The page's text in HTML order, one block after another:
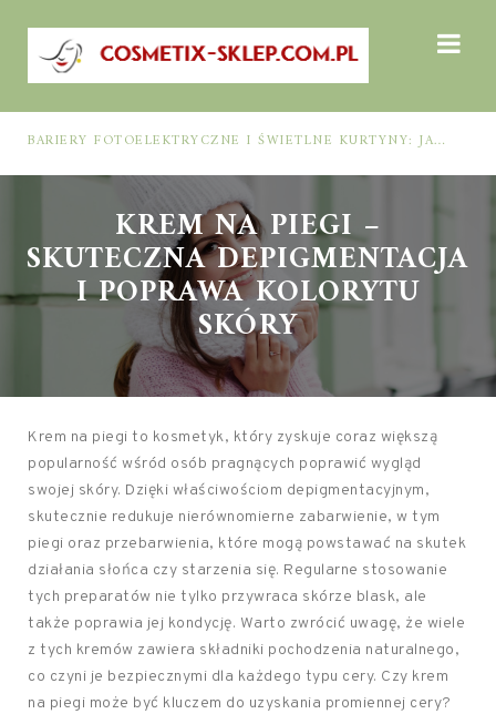
BARIERY FOTOELEKTRYCZNE I ŚWIETLNE KURTYNY: JAK DOBRAĆ ROZWIĄZANIE DO BEZPIECZEŃSTWA FUNKCJONALNEGO (MUTING, BLANKING, TYP 2 I TYP 4)
KREM NA PIEGI –
SKUTECZNA DEPIGMENTACJA
I POPRAWA KOLORYTU
SKÓRY
Krem na piegi to kosmetyk, który zyskuje coraz większą
popularność wśród osób pragnących poprawić wygląd
swojej skóry. Dzięki właściwościom depigmentacyjnym,
skutecznie redukuje nierównomierne zabarwienie, w tym
piegi oraz przebarwienia, które mogą powstawać na skutek
działania słońca czy starzenia się. Regularne stosowanie
tych preparatów nie tylko przywraca skórze blask, ale
także poprawia jej kondycję. Warto zwrócić uwagę, że wiele
z tych kremów zawiera składniki pochodzenia naturalnego,
co czyni je bezpiecznymi dla każdego typu cery. Czy krem
na piegi może być kluczem do uzyskania promiennej cery?